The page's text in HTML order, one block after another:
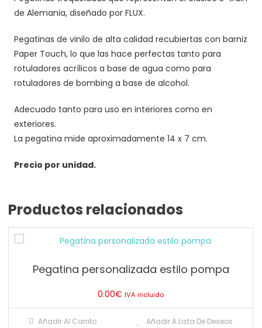
de Alemania, diseñado por FLUX.
Pegatinas de vinilo de alta calidad recubiertas con barniz
Paper Touch, lo que las hace perfectas tanto para
rotuladores acrílicos a base de agua como para
rotuladores de bombing a base de alcohol.
Adecuado tanto para uso en interiores como en
exteriores.
La pegatina mide aproximadamente 14 x 7 cm.
Precio por unidad.
Productos relacionados
Pegatina personalizada estilo pompa
0.00€ IVA incluido
Añadir Al Carrito Añadir A Lista De Deseos